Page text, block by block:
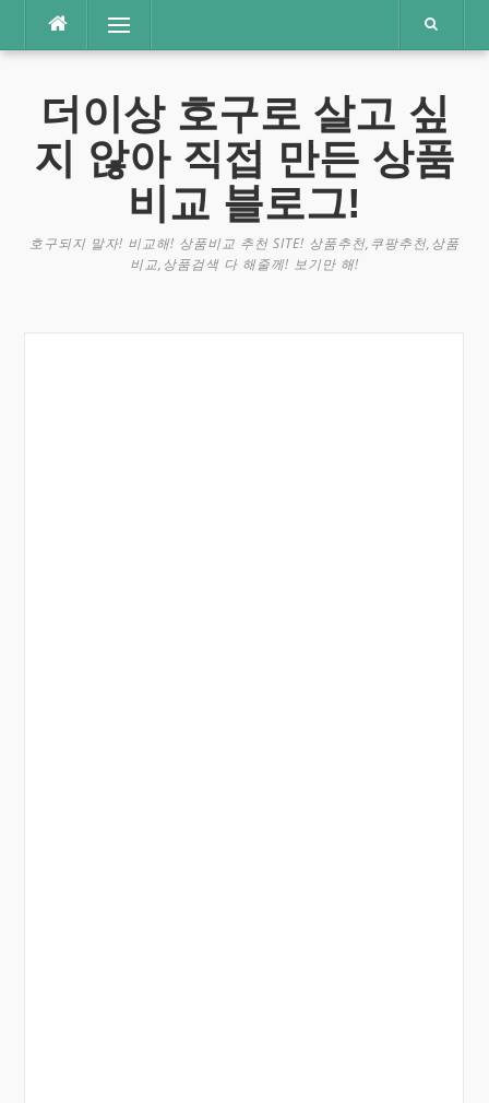
츠
메뉴
더이상 호구로 살고 싶
지 않아 직접 만든 상품
비교 블로그!
호구되지 말자! 비교해! 상품비교 추천 SITE! 상품추천,쿠팡추천,상품
비교,상품검색 다 해줄께! 보기만 해!